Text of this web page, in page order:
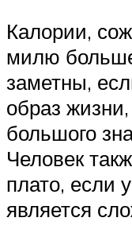
Калории,
милю
заметны,
образ
большого
Человек
плато, если
является